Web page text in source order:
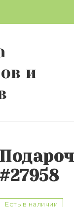
и
#27958
Есть в наличии